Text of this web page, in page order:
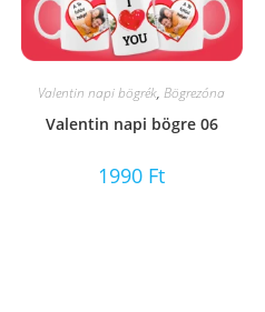
Valentin napi bögrék,Bögrezóna
Valentin napi bögre 06
1990 Ft